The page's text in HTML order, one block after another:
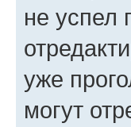
не успел
уже
могут